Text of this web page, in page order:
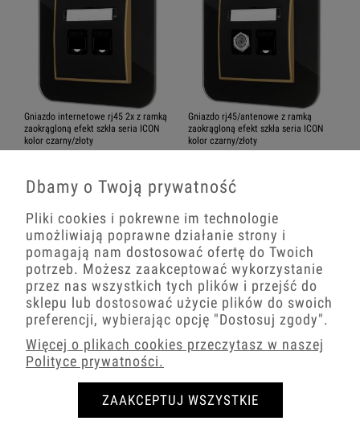
Gniazdo internetowe rj45 2x z ramką
zaokrągloną efekt szkła seria ICON
kolor czarny/złoty
189,31 zł
− +
Gniazdo rj45/antenowe z ramką
zaokrągloną efekt szkła seria ICON
kolor czarny/złoty
148,15 zł
− +
Dwa gniazda pojedyncze z ramką
Dwa gniazda podwójne z ramką
Dbamy o Twoją prywatność
Pliki cookies i pokrewne im technologie
umożliwiają poprawne działanie strony i
pomagają nam dostosować ofertę do Twoich
potrzeb. Możesz zaakceptować wykorzystanie
przez nas wszystkich tych plików i przejść do
sklepu lub dostosować użycie plików do swoich
preferencji, wybierając opcję "Dostosuj zgody".
Więcej o plikach cookies przeczytasz w naszej
Polityce prywatności.
ZAAKCEPTUJ WSZYSTKIE